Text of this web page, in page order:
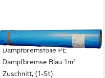
HAMMERL
Dampfbremsfolie PE
Dampfbremse Blau 1m²
Zuschnitt, (1-St)